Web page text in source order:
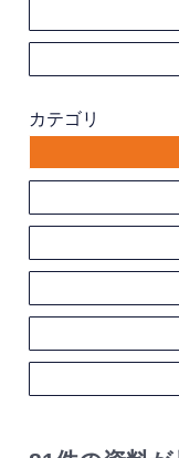
カテゴリ